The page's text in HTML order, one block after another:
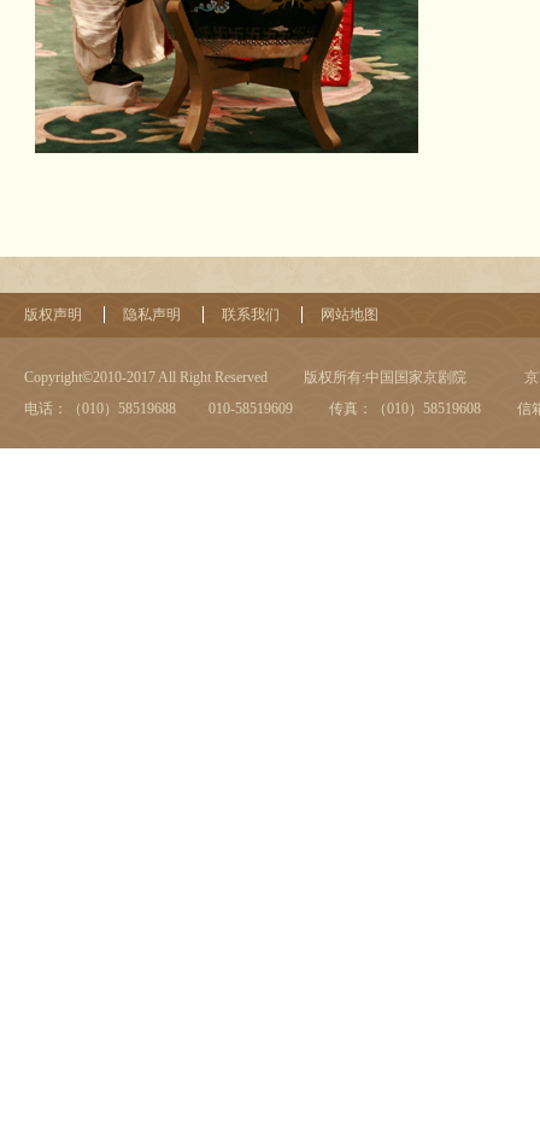
版权声明 隐私声明 联系我们 网站地图
Copyright©2010-2017 All Right Reserved 版权所有:中国国家京剧院
电话：（010）58519688 010-58519609
传真：（010）58519608 信